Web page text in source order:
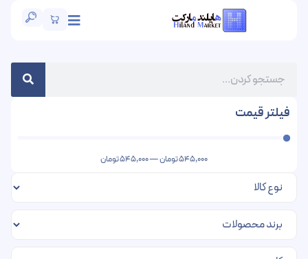
فیلتر قیمت
545,000تومان—
545,000تومان